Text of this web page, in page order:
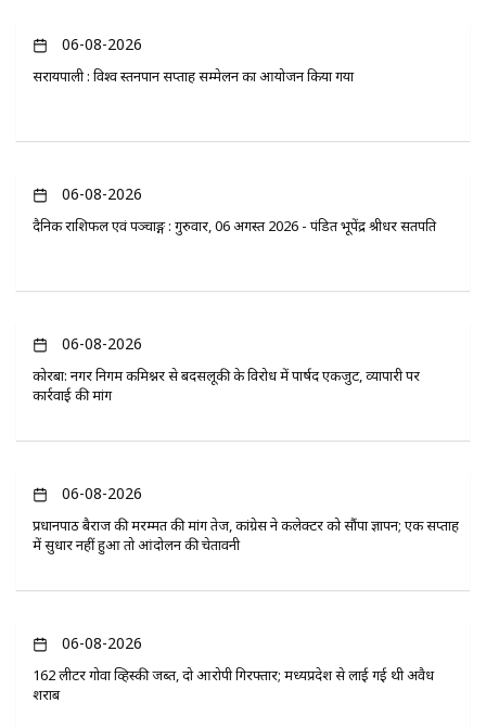
06-08-2026
सरायपाली : विश्व स्तनपान सप्ताह सम्मेलन का आयोजन किया गया
06-08-2026
दैनिक राशिफल एवं पञ्चाङ्ग : गुरुवार, 06 अगस्त 2026 - पंडित भूपेंद्र श्रीधर सतपति
06-08-2026
कोरबा: नगर निगम कमिश्नर से बदसलूकी के विरोध में पार्षद एकजुट, व्यापारी पर
कार्रवाई की मांग
06-08-2026
प्रधानपाठ बैराज की मरम्मत की मांग तेज, कांग्रेस ने कलेक्टर को सौंपा ज्ञापन; एक सप्ताह
में सुधार नहीं हुआ तो आंदोलन की चेतावनी
06-08-2026
162 लीटर गोवा व्हिस्की जब्त, दो आरोपी गिरफ्तार; मध्यप्रदेश से लाई गई थी अवैध
शराब